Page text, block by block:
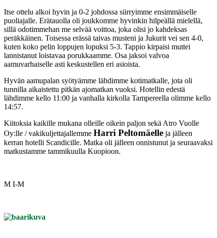
Itse ottelu alkoi hyvin ja 0-2 johdossa siirryimme ensimmäiselle
puoliajalle. Erätauolla oli joukkomme hyvinkin hilpeällä mielellä,
sillä odotimmehan me selvää voittoa, joka olisi jo kahdeksas
peräkkäinen. Toisessa erässä taivas musteni ja Jukurit vei sen 4-0,
kuten koko pelin loppujen lopuksi 5-3. Tappio kirpaisi muttei
lannistanut loistavaa porukkaamme. Osa jaksoi valvoa
aamuvarhaiselle asti keskustellen eri asioista.
Hyvän aamupalan syötyämme lähdimme kotimatkalle, jota oli
tunnilla aikaistettu pitkän ajomatkan vuoksi. Hotellin edestä
lähdimme kello 11:00 ja vanhalla kirkolla Tampereella olimme kello
14:57.
Kiitoksia kaikille mukana olleille oikein paljon sekä Atro Vuolle
Oy:lle / vakikuljettajallemme Harri Peltomäelle ja jälleen
kerran hotelli Scandicille. Matka oli jälleen onnistunut ja seuraavaksi
matkustamme tammikuulla Kuopioon.
M I-M